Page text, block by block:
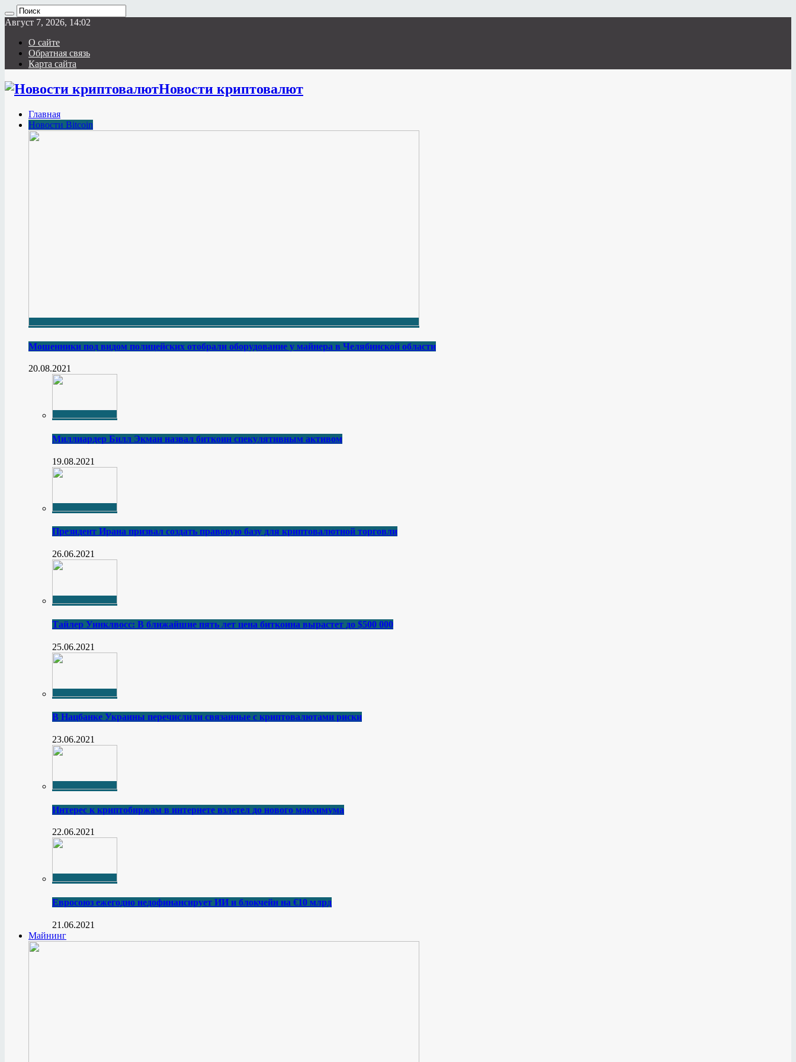
Август 7, 2026, 14:02
О сайте
Обратная связь
Карта сайта
Новости криптовалют
Главная
Новости Bitcoin
Мошенники под видом полицейских отобрали оборудование у майнера в Челябинской области
20.08.2021
Миллиардер Билл Экман назвал биткоин спекулятивным активом
19.08.2021
Президент Ирана призвал создать правовую базу для криптовалютной торговли
26.06.2021
Тайлер Уинклвосс: В ближайшие пять лет цена биткоина вырастет до $500 000
25.06.2021
В Нацбанке Украины перечислили связанные с криптовалютами риски
23.06.2021
Интерес к криптобиржам в интернете взлетел до нового максимума
22.06.2021
Евросоюз ежегодно недофинансирует ИИ и блокчейн на €10 млрд
21.06.2021
Майнинг